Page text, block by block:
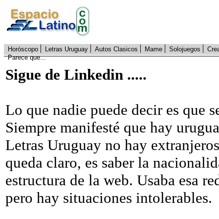
Horóscopo Letras Uruguay Autos Clasicos Mame Solojuegos
Parece que...
Sigue de Linkedin .....
Lo que nadie puede decir es que
Siempre manifesté que hay
Letras Uruguay no hay
queda claro, es saber la
estructura de la web. Usaba esa
pero hay situaciones intolerables.